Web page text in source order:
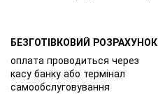
БЕЗГОТІВКОВИЙ РОЗРАХУНОК
оплата проводиться через
касу банку або термінал
самообслуговування